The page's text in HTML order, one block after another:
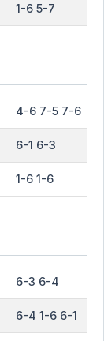
1-6 5-7
4-6 7-5 7-6
6-1 6-3
1-6 1-6
6-3 6-4
6-4 1-6 6-1